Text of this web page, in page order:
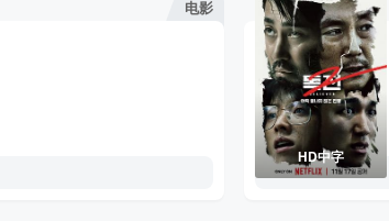
电影
HD中字